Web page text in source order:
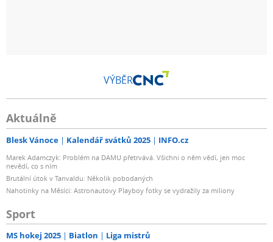
VÝBĚR
Aktuálně
Blesk Vánoce Kalendář svátků 2025 INFO.cz
Marek Adamczyk: Problém na DAMU přetrvává. Všichni o něm vědí, jen moc
nevědí, co s ním
Brutální útok v Tanvaldu: Několik pobodaných
Nahotinky na Měsíci: Astronautovy Playboy fotky se vydražily za miliony
Sport
MS hokej 2025 Biatlon Liga mistrů